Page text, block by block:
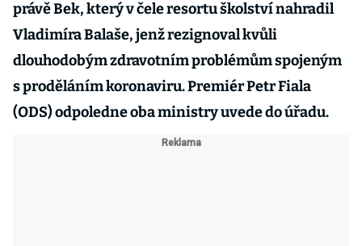
právě Bek, který v čele resortu školství nahradil
Vladimíra Balaše, jenž rezignoval kvůli
dlouhodobým zdravotním problémům spojeným
s proděláním koronaviru. Premiér Petr Fiala
(ODS) odpoledne oba ministry uvede do úřadu.